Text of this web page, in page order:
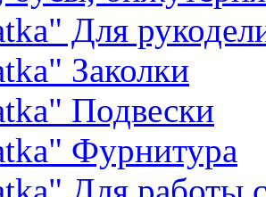
Для
Заколки
Подвески
Фурнитура